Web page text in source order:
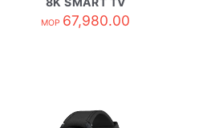
QA75QN800DJXZK
MOP 67,980.00